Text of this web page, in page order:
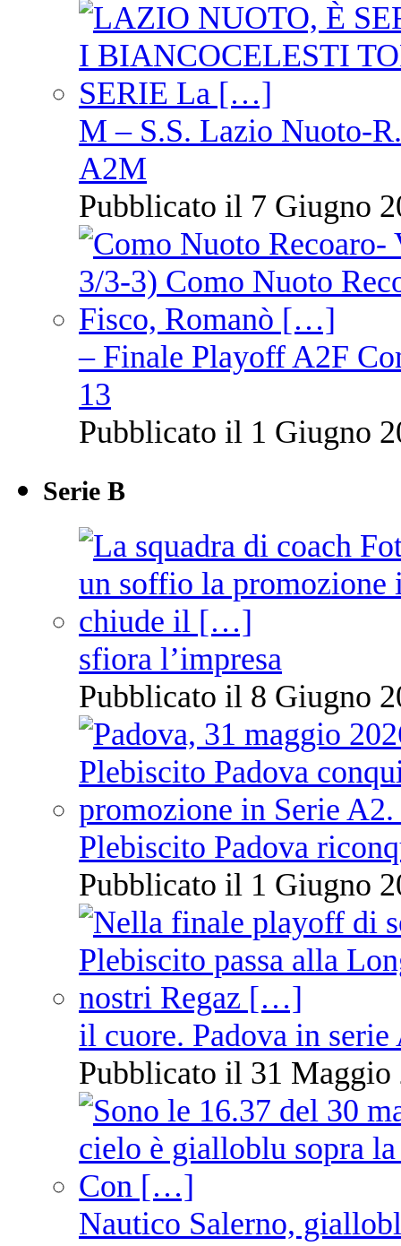
M – S.S. Lazio Nuoto-
A2M
Pubblicato il 7 Giugno
– Finale Playoff A2F
13
Pubblicato il 1 Giugno
Serie B
sfiora l’impresa
Pubblicato il 8 Giugno
Plebiscito Padova
Pubblicato il 1 Giugno
il cuore. Padova in serie
Pubblicato il 31 Maggio
Nautico Salerno,